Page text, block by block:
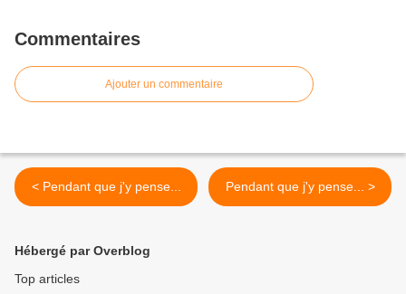
Commentaires
Ajouter un commentaire
< Pendant que j'y pense... Pendant que j'y pense... >
Hébergé par Overblog
Top articles